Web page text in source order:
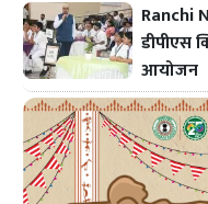
Ranchi
डीपीएस
आयोजन